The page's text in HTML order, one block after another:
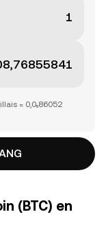
= 0,0₅86052
(BTC) en